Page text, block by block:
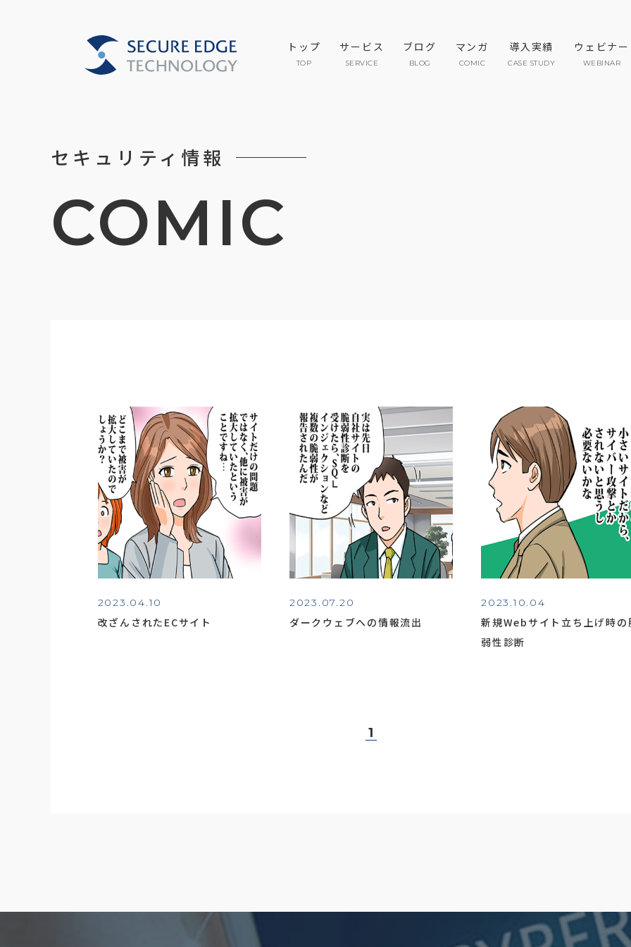
トップ
TOP
サービス
SERVICE
ブログ
BLOG
マンガ
COMIC
導入実績
CASE STUDY
ウェビナー
WEBINAR
セキュリティ情報
COMIC
2023.04.10
改ざんされたECサイト
2023.07.20
ダークウェブへの情報流出
2023.10.04
新規Webサイト立ち上げ時の
弱性診断
1